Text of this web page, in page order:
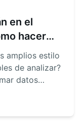
en el
hacer
forma
amplios estilo
de analizar?
datos
verás cómo
RowSpeak